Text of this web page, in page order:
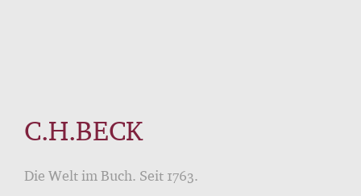
C.H.BECK
Die Welt im Buch. Seit 1763.